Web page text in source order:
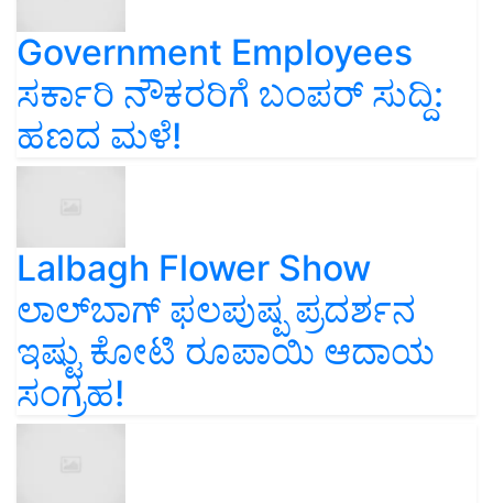
Government Employees
ಸರ್ಕಾರಿ ನೌಕರರಿಗೆ ಬಂಪರ್‌ ಸುದ್ದಿ:
ಹಣದ ಮಳೆ!
Lalbagh Flower Show
ಲಾಲ್‌ಬಾಗ್ ಫಲಪುಷ್ಪ ಪ್ರದರ್ಶನ
ಇಷ್ಟು ಕೋಟಿ ರೂಪಾಯಿ ಆದಾಯ
ಸಂಗ್ರಹ!